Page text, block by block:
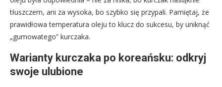
tłuszczem, ani za wysoka, bo szybko się przypali. Pamiętaj, że
prawidłowa temperatura oleju to klucz do sukcesu, by uniknąć
„gumowatego” kurczaka.
Warianty kurczaka po koreańsku: odkryj
swoje ulubione